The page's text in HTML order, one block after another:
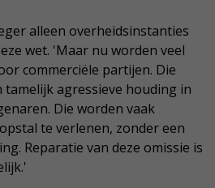
alleen overheidsinstanties
wet. 'Maar nu worden veel
commerciële partijen. Die
tamelijk agressieve houding in
Die worden vaak
te verlenen, zonder een
Reparatie van deze omissie is